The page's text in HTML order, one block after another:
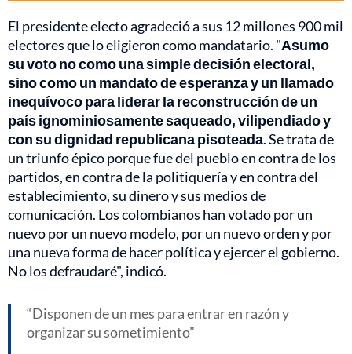
El presidente electo agradeció a sus 12 millones 900 mil
electores que lo eligieron como mandatario. "Asumo
su voto no como una simple decisión electoral,
sino como un mandato de esperanza y un llamado
inequívoco para liderar la reconstrucción de un
país ignominiosamente saqueado, vilipendiado y
con su dignidad republicana pisoteada. Se trata de
un triunfo épico porque fue del pueblo en contra de los
partidos, en contra de la politiquería y en contra del
establecimiento, su dinero y sus medios de
comunicación. Los colombianos han votado por un
nuevo por un nuevo modelo, por un nuevo orden y por
una nueva forma de hacer política y ejercer el gobierno.
No los defraudaré", indicó.
Disponen de un mes para entrar en razón y
organizar su sometimiento